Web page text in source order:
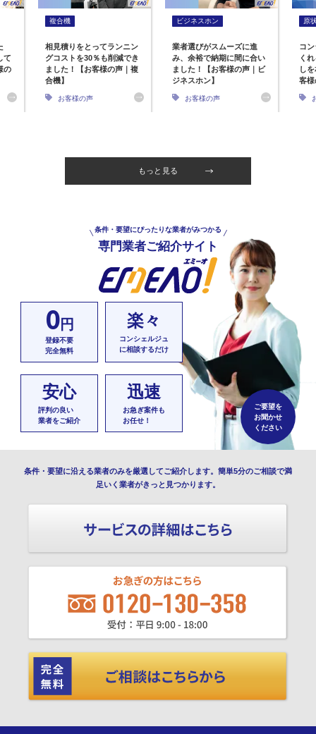
て
の
複合機
相見積りをとってランニン
グコストを30％も削減でき
ました！【お客様の声｜複
合機】
お客様の声
ビジネスホン
業者選びがスムーズに進
み、余裕で納期に間に合い
ました！【お客様の声｜ビ
ジネスホン】
お客様の声
原
コ
く
し
客
もっと見る
条件・要望にぴったりな業者がみつかる
専門業者ご紹介サイト
0円
登録不要
完全無料
楽々
コンシェルジュ
に相談するだけ
安心
評判の良い
業者をご紹介
迅速
お急ぎ案件も
お任せ！
ご要望を
お聞かせ
ください
条件・要望に沿える業者のみを厳選してご紹介します。簡単5分のご相談で満
足いく業者がきっと見つかります。